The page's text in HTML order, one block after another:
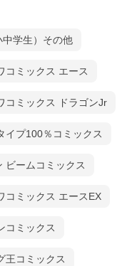
学生）その他
コミックス エース
コミックス ドラゴンJr
イプ100％コミックス
ビームコミックス
コミックス エースEX
コミックス
王コミックス